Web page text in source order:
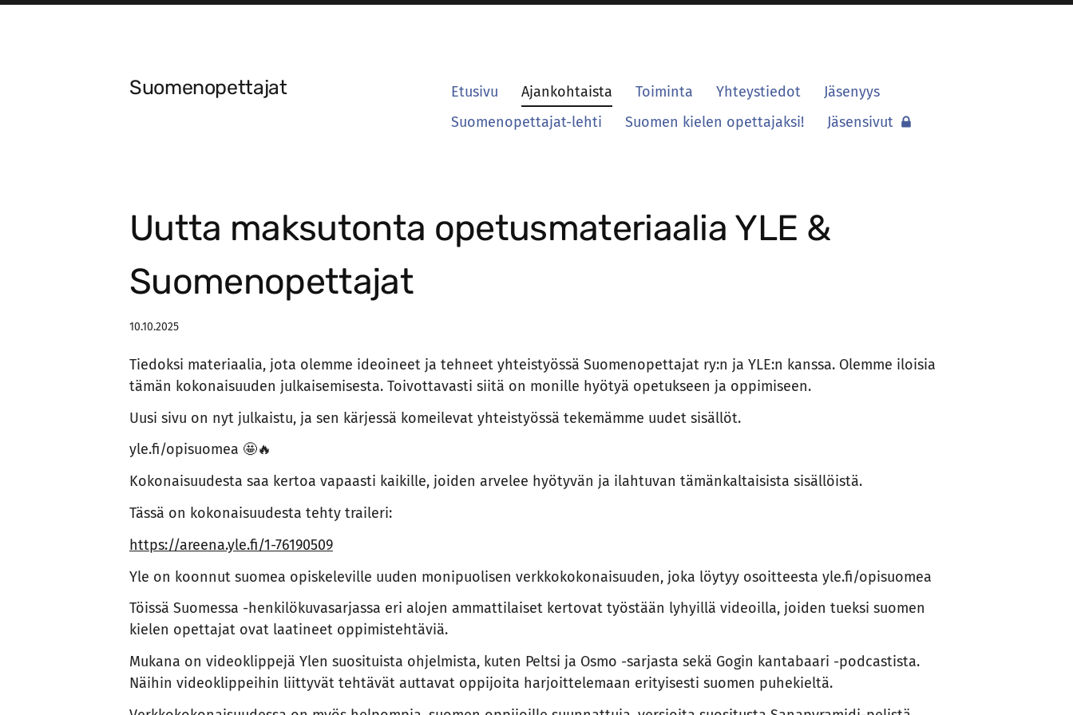
Suomenopettajat Etusivu Ajankohtaista Toiminta Yhteystiedot
Jäsenyys
Suomenopettajat-lehti
Suomen kielen opettajaksi! Jäsensivut
Uutta maksutonta opetusmateriaalia YLE &
Suomenopettajat
10.10.2025
Tiedoksi materiaalia, jota olemme ideoineet ja tehneet yhteistyössä Suomenopettajat ry:n ja YLE:n kanssa. Olemme iloisia
tämän kokonaisuuden julkaisemisesta. Toivottavasti siitä on monille hyötyä opetukseen ja oppimiseen.
Uusi sivu on nyt julkaistu, ja sen kärjessä komeilevat yhteistyössä tekemämme uudet sisällöt.
yle.fi/opisuomea 🤩🔥
Kokonaisuudesta saa kertoa vapaasti kaikille, joiden arvelee hyötyvän ja ilahtuvan tämänkaltaisista sisällöistä.
Tässä on kokonaisuudesta tehty traileri:
https://areena.yle.fi/1-76190509
Yle on koonnut suomea opiskeleville uuden monipuolisen verkkokokonaisuuden, joka löytyy osoitteesta yle.fi/opisuomea
Töissä Suomessa -henkilökuvasarjassa eri alojen ammattilaiset kertovat työstään lyhyillä videoilla, joiden tueksi suomen
kielen opettajat ovat laatineet oppimistehtäviä.
Mukana on videoklippejä Ylen suosituista ohjelmista, kuten Peltsi ja Osmo -sarjasta sekä Gogin kantabaari -podcastista.
Näihin videoklippeihin liittyvät tehtävät auttavat oppijoita harjoittelemaan erityisesti suomen puhekieltä.